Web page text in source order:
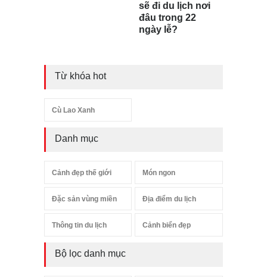
sẽ đi du lịch nơi
đâu trong 22
ngày lễ?
Từ khóa hot
Cù Lao Xanh
Danh mục
Cảnh đẹp thế giới Món ngon
Đặc sản vùng miền Địa điểm du lịch
Thông tin du lịch Cảnh biển đẹp
Bộ lọc danh mục